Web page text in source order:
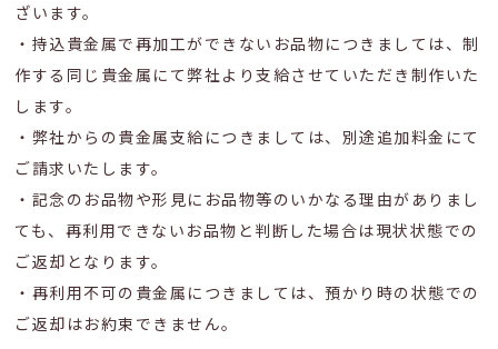
ざいます。
・持込貴金属で再加工ができないお品物につきましては、制
作する同じ貴金属にて弊社より支給させていただき制作いた
します。
・弊社からの貴金属支給につきましては、別途追加料金にて
ご請求いたします。
・記念のお品物や形見にお品物等のいかなる理由がありまし
ても、再利用できないお品物と判断した場合は現状状態での
ご返却となります。
・再利用不可の貴金属につきましては、預かり時の状態での
ご返却はお約束できません。